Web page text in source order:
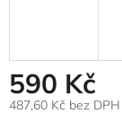
590 Kč
487,60 Kč bez DPH